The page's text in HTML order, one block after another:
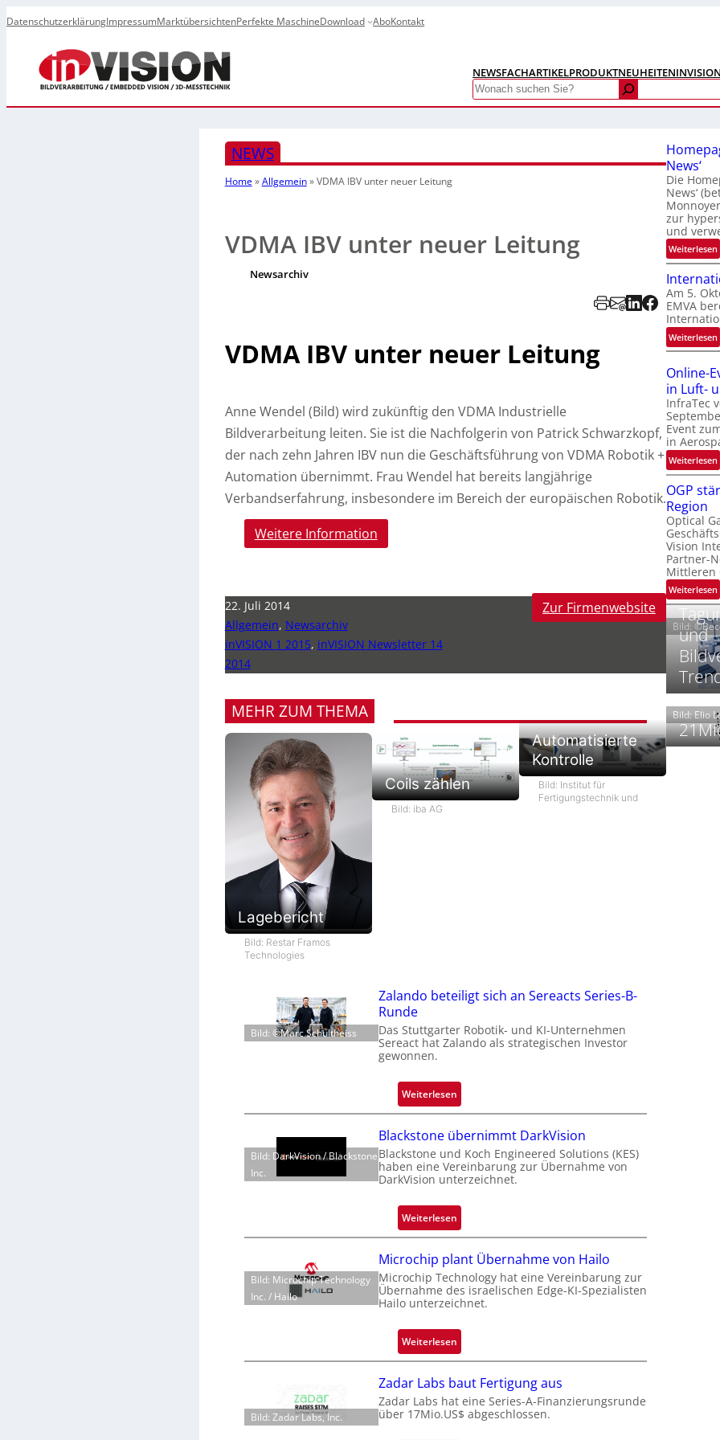
DatenschutzerklärungImpressumMarktübersichtenPerfekte MaschineDownload AboKontakt
NEWSFACHARTIKELPRODUKTNEUHEITEN
Search
NEWS
Home»Allgemein»VDMA IBV unter neuer Leitung
VDMA IBV unter neuer Leitung
Newsarchiv
VDMA IBV unter neuer Leitung
Anne Wendel (Bild) wird zukünftig den VDMA Industrielle
Bildverarbeitung leiten. Sie ist die Nachfolgerin von Patrick Schwarzkopf,
der nach zehn Jahren IBV nun die Geschäftsführung von VDMA Robotik +
Automation übernimmt. Frau Wendel hat bereits langjährige
Verbandserfahrung, insbesondere im Bereich der europäischen Robotik.
Weitere Information
22. Juli 2014
Allgemein, Newsarchiv
inVISION 1 2015, inVISION Newsletter 14
2014
Zur Firmenwebsite
MEHR ZUM THEMA
Lagebericht
Bild: Restar Framos
Technologies
Coils zählen
Bild: iba AG
Automatisierte
Kontrolle
Bild: Institut für
Fertigungstechnik und
Bild: ©Marc Schultheiss
Zalando beteiligt sich an Sereacts Series-B-
Runde
Das Stuttgarter Robotik- und KI-Unternehmen
Sereact hat Zalando als strategischen Investor
gewonnen.
Weiterlesen:
Z
a
l
a
n
o
b
t
e
i
i
g
t
s
i
c
Bild: DarkVision / Blackstone
Inc.
Blackstone übernimmt DarkVision
Blackstone und Koch Engineered Solutions (KES)
haben eine Vereinbarung zur Übernahme von
DarkVision unterzeichnet.
Weiterlesen:
B
a
c
k
o
e
ü
b
Bild: Microchip Technology
Inc. / Hailo
Microchip plant Übernahme von Hailo
Microchip Technology hat eine Vereinbarung zur
Übernahme des israelischen Edge-KI-Spezialisten
Hailo unterzeichnet.
Weiterlesen:
M
c
r
Bild: Zadar Labs, Inc.
Zadar Labs baut Fertigung aus
Zadar Labs hat eine Series-A-Finanzierungsrunde
über 17Mio.US$ abgeschlossen.
News‘
Die
News‘
zur
und
Weiterlesen:
a
‚
y
r
s
c
t
r
l
N
s
‘
Am 5.
EMVA
Weiterlesen:
I
t
r
t
i
l
i
s
i
i
Online-
in Luft-
InfraTec
Event
in
Weiterlesen:
n
i
-
E
v
t
z
r
OGP
Region
Optical
Vision
Partner-
Mittleren
Weiterlesen:
s
t
r
t
Bild:
und
Bild: Elio